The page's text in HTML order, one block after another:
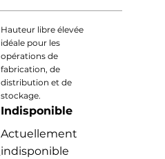
Hauteur libre élevée
idéale pour les
opérations de
fabrication, de
distribution et de
stockage.
Indisponible
Actuellement
indisponible